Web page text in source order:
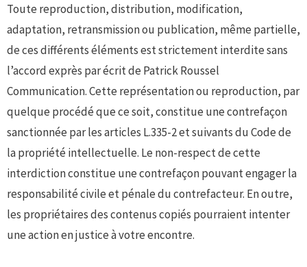
Toute reproduction, distribution, modification,
adaptation, retransmission ou publication, même partielle,
de ces différents éléments est strictement interdite sans
l’accord exprès par écrit de Patrick Roussel
Communication. Cette représentation ou reproduction, par
quelque procédé que ce soit, constitue une contrefaçon
sanctionnée par les articles L.335-2 et suivants du Code de
la propriété intellectuelle. Le non-respect de cette
interdiction constitue une contrefaçon pouvant engager la
responsabilité civile et pénale du contrefacteur. En outre,
les propriétaires des contenus copiés pourraient intenter
une action en justice à votre encontre.